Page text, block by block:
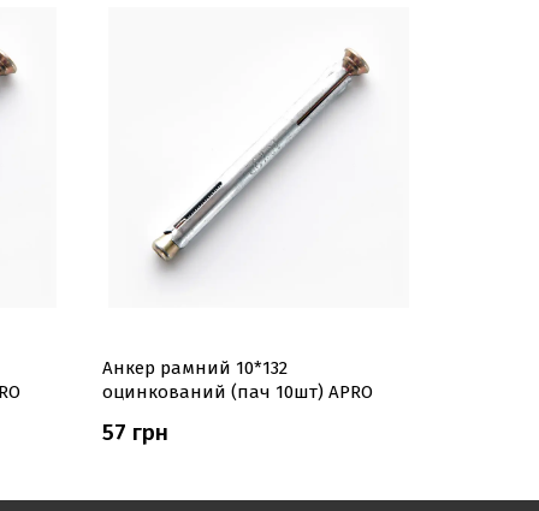
Анкер рамний 10*132
оцинкований (пач 10шт) APRO
57 грн